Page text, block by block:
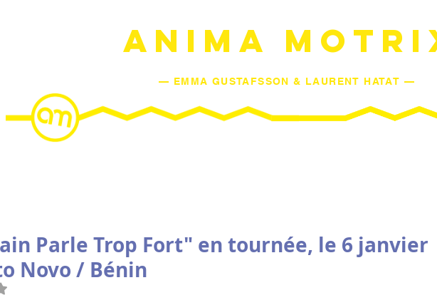
ANIMA
— EMMA GUSTAFSSON & LAURENT HATAT —
Parle Trop Fort" en tournée, le 6 janvier
Novo / Bénin
étoiles sur 5.